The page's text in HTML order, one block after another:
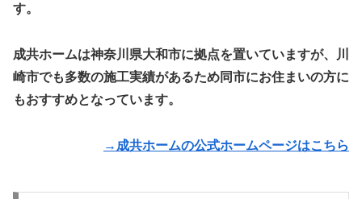
す。
成共ホームは神奈川県大和市に拠点を置いていますが、川
崎市でも多数の施工実績があるため同市にお住まいの方に
もおすすめとなっています。
→成共ホームの公式ホームページはこちら